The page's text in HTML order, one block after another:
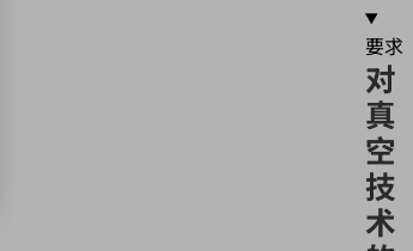
要求
对
真
空
技
术